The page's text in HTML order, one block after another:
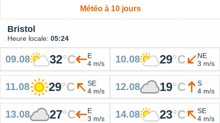
Météo à 10 jours
Bristol
Heure locale: 05:24
09.08 32°C
E
4 m/s
10.08 29°C
NE
3 m/s
11.08 29°C
SE
4 m/s
12.08 19°C
S
4 m/s
13.08 27°C
E
3 m/s
14.08 23°C
SE
4 m/s